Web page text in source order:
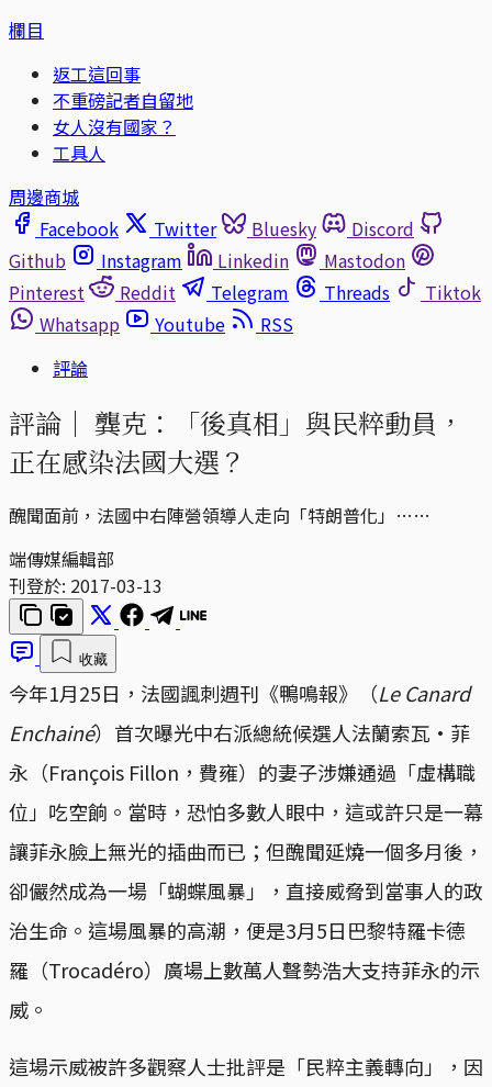
欄目
返工這回事
不重磅記者自留地
女人沒有國家？
工具人
周邊商城
Facebook
Twitter Bluesky
Discord
Github
Instagram Linkedin
Mastodon
Pinterest
Reddit Telegram Threads
Tiktok
Whatsapp
Youtube
RSS
評論
評論｜ 龔克：「後真相」與民粹動員，
正在感染法國大選？
醜聞面前，法國中右陣營領導人走向「特朗普化」……
端傳媒編輯部
刊登於: 2017-03-13
收藏
今年1月25日，法國諷刺週刊《鴨鳴報》（Le Canard
Enchainé）首次曝光中右派總統候選人法蘭索瓦·菲
永（François Fillon，費雍）的妻子涉嫌通過「虛構職
位」吃空餉。當時，恐怕多數人眼中，這或許只是一幕
讓菲永臉上無光的插曲而已；但醜聞延燒一個多月後，
卻儼然成為一場「蝴蝶風暴」，直接威脅到當事人的政
治生命。這場風暴的高潮，便是3月5日巴黎特羅卡德
羅（Trocadéro）廣場上數萬人聲勢浩大支持菲永的示
威。
這場示威被許多觀察人士批評是「民粹主義轉向」，因